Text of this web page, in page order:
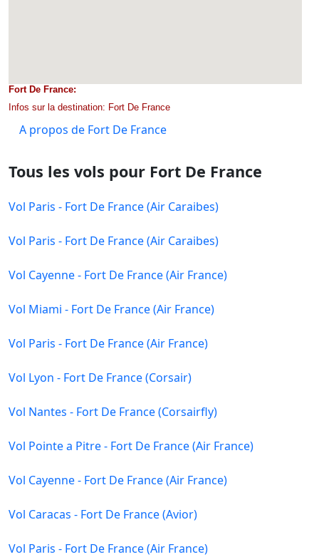
Fort De France:
Infos sur la destination: Fort De France
A propos de Fort De France
Tous les vols pour Fort De France
Vol Paris - Fort De France (Air Caraibes)
Vol Paris - Fort De France (Air Caraibes)
Vol Cayenne - Fort De France (Air France)
Vol Miami - Fort De France (Air France)
Vol Paris - Fort De France (Air France)
Vol Lyon - Fort De France (Corsair)
Vol Nantes - Fort De France (Corsairfly)
Vol Pointe a Pitre - Fort De France (Air France)
Vol Cayenne - Fort De France (Air France)
Vol Caracas - Fort De France (Avior)
Vol Paris - Fort De France (Air France)